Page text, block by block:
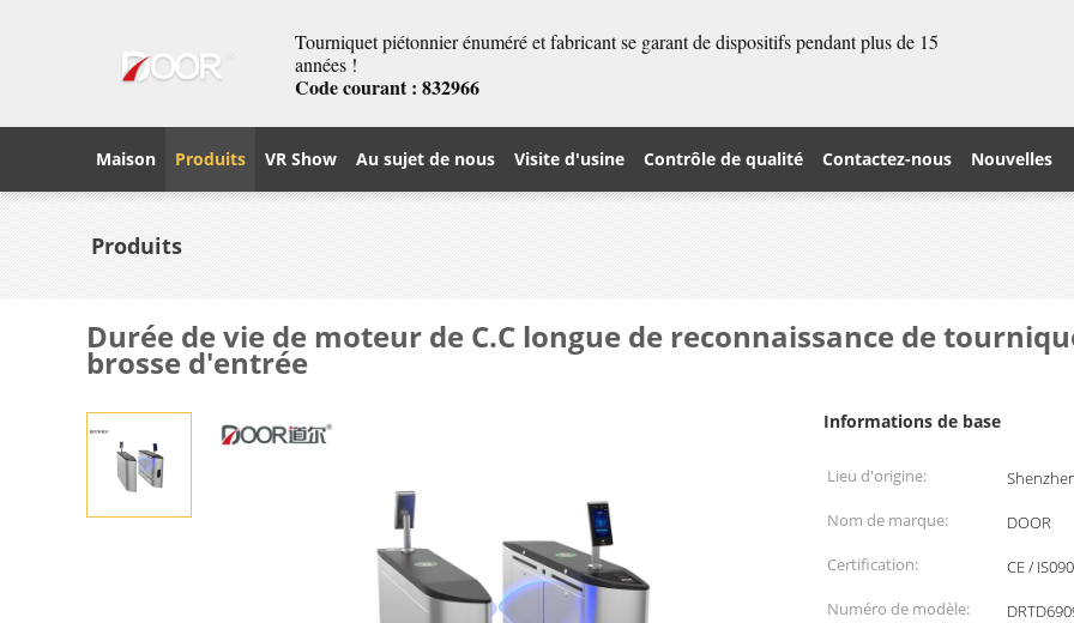
Tourniquet piétonnier énuméré et fabricant se garant de dispositifs pendant plus de 15
années !
Code courant : 832966
Maison Produits VR Show Au sujet de nous Visite d'usine Contrôle de qualité Contactez-nous Nouvelles
Produits
Durée de vie de moteur de C.C longue de reconnaissance de
brosse d'entrée
Informations de base
Lieu d'origine:
Nom de marque:
DOOR
Certification:
CE /
Numéro de modèle: